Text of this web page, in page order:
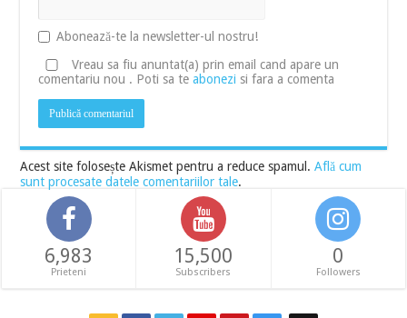
Abonează-te la newsletter-ul nostru!
Vreau sa fiu anuntat(a) prin email cand apare un
comentariu nou . Poti sa teabonezi si fara a comenta
Acest site folosește Akismet pentru a reduce spamul.Află cum
sunt procesate datele comentariilor tale.
6,983
Prieteni
15,500
Subscribers
0
Followers